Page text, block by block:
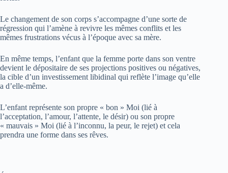
Le changement de son corps s’accompagne d’une sorte de
régression qui l’amène à revivre les mêmes conflits et les
mêmes frustrations vécus à l’époque avec sa mère.
En même temps, l’enfant que la femme porte dans son ventre
devient le dépositaire de ses projections positives ou négatives,
la cible d’un investissement libidinal qui reflète l’image qu’elle
a d’elle-même.
L’enfant représente son propre « bon » Moi (lié à
l’acceptation, l’amour, l’attente, le désir) ou son propre
« mauvais » Moi (lié à l’inconnu, la peur, le rejet) et cela
prendra une forme dans ses rêves.